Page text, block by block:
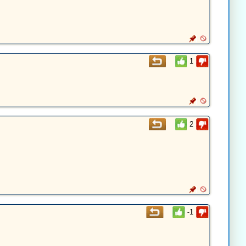
1
2
-1